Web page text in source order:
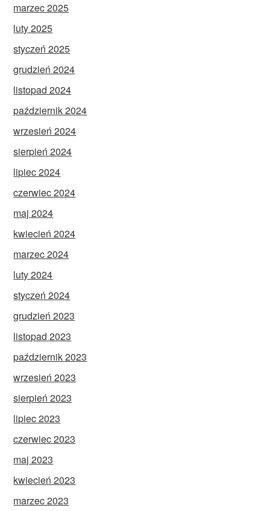
marzec 2025
luty 2025
styczeń 2025
grudzień 2024
listopad 2024
październik 2024
wrzesień 2024
sierpień 2024
lipiec 2024
czerwiec 2024
maj 2024
kwiecień 2024
marzec 2024
luty 2024
styczeń 2024
grudzień 2023
listopad 2023
październik 2023
wrzesień 2023
sierpień 2023
lipiec 2023
czerwiec 2023
maj 2023
kwiecień 2023
marzec 2023